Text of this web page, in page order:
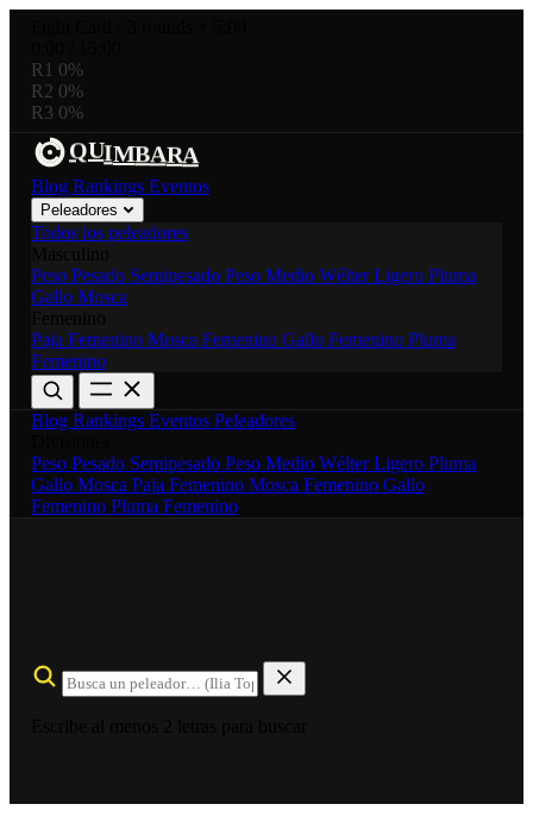
R1 0%
R2 0%
R3 0%
QUIMBARA
Blog Rankings Eventos
Peleadores
Todos los peleadores
Peso Pesado Semipesado Peso Medio WélterLigero Pluma
Gallo Mosca
Paja Femenino Mosca Femenino Gallo Femenino Pluma
Femenino
Blog Rankings Eventos Peleadores
Peso Pesado Semipesado Peso Medio WélterLigero Pluma
Gallo Mosca Paja Femenino Mosca Femenino Gallo
Femenino Pluma Femenino